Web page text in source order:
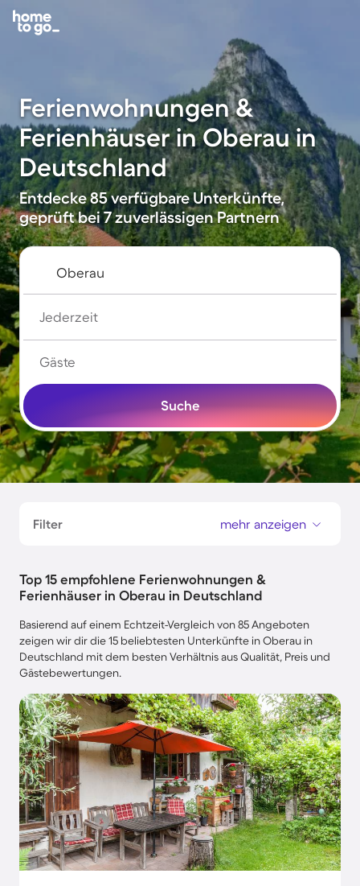
Ferienwohnungen &
Ferienhäuser in Oberau in
Deutschland
Entdecke 85 verfügbare Unterkünfte,
geprüft bei 7 zuverlässigen Partnern
Jederzeit
Gäste
Suche
Filter mehr anzeigen
Top 15 empfohlene Ferienwohnungen &
Ferienhäuser in Oberau in Deutschland
Basierend auf einem Echtzeit-Vergleich von 85 Angeboten
zeigen wir dir die 15 beliebtesten Unterkünfte in Oberau in
Deutschland mit dem besten Verhältnis aus Qualität, Preis und
Gästebewertungen.